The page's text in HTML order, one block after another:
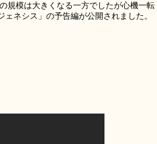
規模は大きくなる一方でしたが心機一転
ネシス」の予告編が公開されました。